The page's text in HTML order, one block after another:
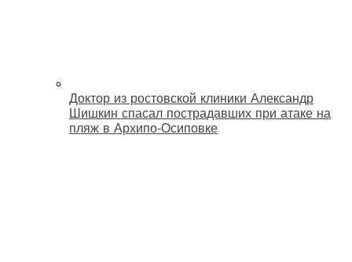
Доктор из ростовской клиники Александр
Шишкин спасал пострадавших при атаке на
пляж в Архипо‑Осиповке